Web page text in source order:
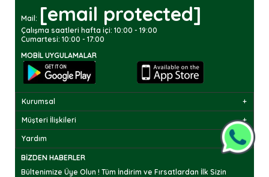
Mail: [email protected]
Çalışma saatleri hafta içi: 10:00 - 19:00
Cumartesi: 10:00 - 17:00
MOBIL UYGULAMALAR
Kurumsal
Müşteri İlişkileri
Yardım
BIZDEN HABERLER
Bültenimize Üye Olun ! Tüm İndirim ve Fırsatlardan İlk Sizin